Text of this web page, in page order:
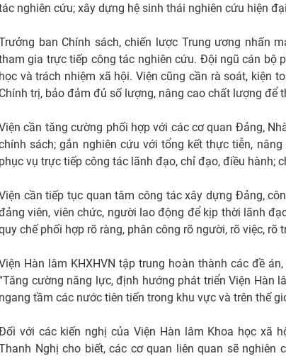
nghiên cứu; xây dựng hệ sinh thái nghiên cứu hiện
ban Chính sách, chiến lược Trung ương nhấn
gia trực tiếp công tác nghiên cứu. Đội ngũ cán bộ
học và trách nhiệm xã hội. Viện cũng cần rà soát, kiện
Chính trị, bảo đảm đủ số lượng, nâng cao chất lượng để
cần tăng cường phối hợp với các cơ quan Đảng,
sách; gắn nghiên cứu với tổng kết thực tiễn,
phục vụ trực tiếp công tác lãnh đạo, chỉ đạo, điều hành;
cần tiếp tục quan tâm công tác xây dựng Đảng,
viên, viên chức, người lao động để kịp thời lãnh
chế phối hợp rõ ràng, phân công rõ người, rõ việc, rõ
Hàn lâm KHXHVN tập trung hoàn thành các đề
cường năng lực, định hướng phát triển Viện Hàn
ngang tầm các nước tiên tiến trong khu vực và trên thế
với các kiến nghị của Viện Hàn lâm Khoa học xã
Nghị cho biết, các cơ quan liên quan sẽ